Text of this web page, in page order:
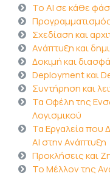
Το AI σε κάθε
Σχεδίαση και
Ανάπτυξη και
Δοκιμή και
Deployment και
Συντήρηση και
Τα Οφέλη της
Λογισμικού
Τα Εργαλεία που
ΑΙ στην Ανάπτυξη
Προκλήσεις και
Το Μέλλον της